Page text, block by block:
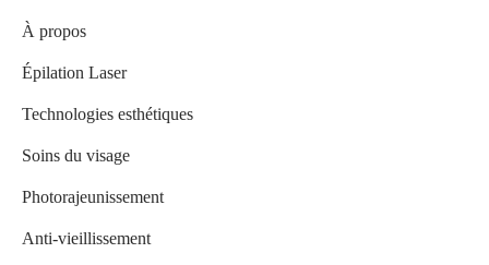
À propos
Épilation Laser
Technologies esthétiques
Soins du visage
Photorajeunissement
Anti-vieillissement